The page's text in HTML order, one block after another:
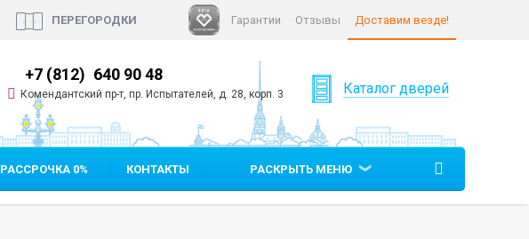
ПЕРЕГОРОДКИ Гарантии Отзывы Доставим везде!
+7 (812) 640 90 48
Комендантский пр-т, пр. Испытателей, д. 28, корп. 3
+7 (812)
Каталог дверей
РАССРОЧКА 0% КОНТАКТЫ РАСКРЫТЬ МЕНЮ